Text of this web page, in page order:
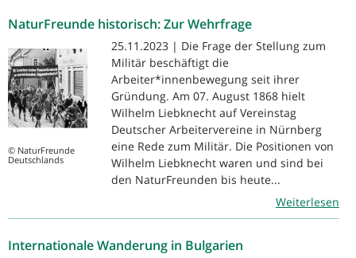
NaturFreunde historisch: Zur Wehrfrage
© NaturFreunde
Deutschlands
25.11.2023 | Die Frage der Stellung zum
Militär beschäftigt die
Arbeiter*innenbewegung seit ihrer
Gründung. Am 07. August 1868 hielt
Wilhelm Liebknecht auf Vereinstag
Deutscher Arbeitervereine in Nürnberg
eine Rede zum Militär. Die Positionen von
Wilhelm Liebknecht waren und sind bei
den NaturFreunden bis heute...
Weiterlesen
Internationale Wanderung in Bulgarien